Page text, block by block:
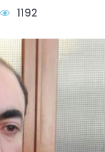
1192